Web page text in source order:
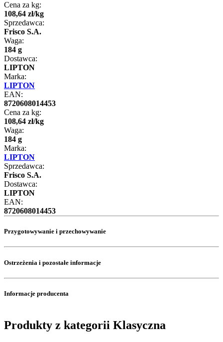
Cena za kg:
108,64 zł/kg
Sprzedawca:
Frisco S.A.
Waga:
184 g
Dostawca:
LIPTON
Marka:
LIPTON
EAN:
8720608014453
Cena za kg:
108,64 zł/kg
Waga:
184 g
Marka:
LIPTON
Sprzedawca:
Frisco S.A.
Dostawca:
LIPTON
EAN:
8720608014453
Przygotowywanie i przechowywanie
Ostrzeżenia i pozostałe informacje
Informacje producenta
Produkty z kategorii Klasyczna